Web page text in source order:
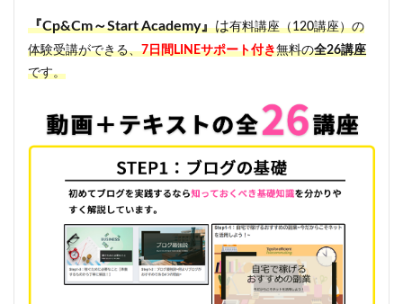
『Cp&Cm～Start Academy』は有料講座（120講座）の
体験受講ができる、7日間LINEサポート付き無料の全26講座
です。